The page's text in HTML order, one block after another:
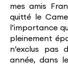
mes amis
quitté le
l’importance
pleinement
n’exclus pas
année, dans